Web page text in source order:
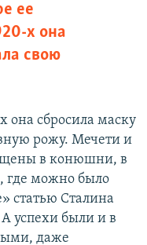
ее
х она
свою
она сбросила маску
рожу. Мечети и
в конюшни, в
где можно было
статью Сталина
успехи были и в
даже